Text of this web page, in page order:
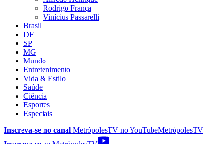
Rodrigo França
Vinícius Passarelli
Brasil
DF
SP
MG
Mundo
Entretenimento
Vida & Estilo
Saúde
Ciência
Esportes
Especiais
Inscreva-se no canal MetrópolesTV noYouTubeMetrópolesTV